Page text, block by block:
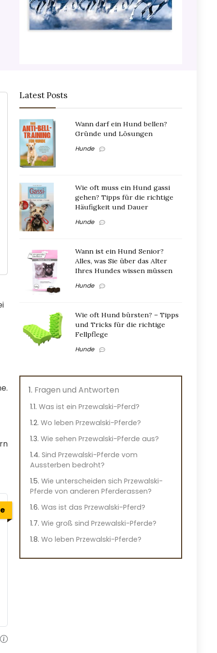
Latest Posts
Wann darf ein Hund bellen?
Gründe und Lösungen
Hunde
Wie oft muss ein Hund gassi
gehen? Tipps für die richtige
Häufigkeit und Dauer
Hunde
Wann ist ein Hund Senior?
Alles, was Sie über das Alter
Ihres Hundes wissen müssen
Hunde
Wie oft Hund bürsten? – Tipps
und Tricks für die richtige
Fellpflege
Hunde
Fragen und Antworten
Was ist ein Przewalski-Pferd?
Wo leben Przewalski-Pferde?
Wie sehen Przewalski-Pferde aus?
Sind Przewalski-Pferde vom
Aussterben bedroht?
Wie unterscheiden sich Przewalski-
Pferde von anderen Pferderassen?
Was ist das Przewalski-Pferd?
Wie groß sind Przewalski-Pferde?
Wo leben Przewalski-Pferde?